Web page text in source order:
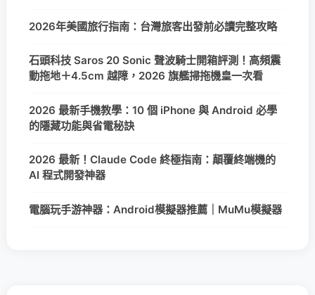
2026年美國旅行指南：台灣旅客出發前必讀完整攻略
石頭科技 Saros 20 Sonic 聲波騎士開箱評測！高頻震
動拖地＋4.5cm 越障，2026 旗艦掃拖機皇一次看
2026 最新手機教學：10 個 iPhone 與 Android 必學
的隱藏功能與省電秘訣
2026 最新！Claude Code 終極指南：顛覆終端機的
AI 程式開發神器
電腦玩手游神器：Android模擬器推薦｜MuMu模擬器